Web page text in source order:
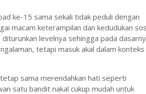
ke-15 sama sekali tidak peduli dengan
macam keterampilan dan kedudukan
levelnya sehingga pada
tetapi masuk akal dalam konteks
sama merendahkan hati seperti
satu bandit nakal cukup mudah untuk